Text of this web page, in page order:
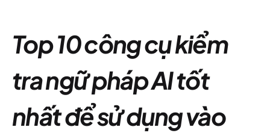
Top 10 công cụ kiểm
tra ngữ pháp AI tốt
nhất để sử dụng vào